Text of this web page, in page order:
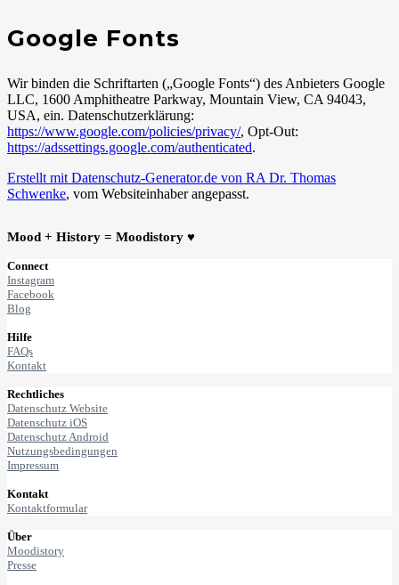
Google Fonts
Wir binden die Schriftarten („Google Fonts“) des Anbieters Google
LLC, 1600 Amphitheatre Parkway, Mountain View, CA 94043,
USA, ein. Datenschutzerklärung:
https://www.google.com/policies/privacy/, Opt-Out:
https://adssettings.google.com/authenticated.
Erstellt mit Datenschutz-Generator.de von RA Dr. Thomas
Schwenke, vom Websiteinhaber angepasst.
Mood + History = Moodistory ♥
Connect
Instagram
Facebook
Blog
Hilfe
FAQs
Kontakt
Rechtliches
Datenschutz Website
Datenschutz iOS
Datenschutz Android
Nutzungsbedingungen
Impressum
Kontakt
Kontaktformular
Über
Moodistory
Presse